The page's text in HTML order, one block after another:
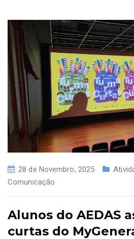
28 de Novembro, 2025
Comunicação
Alunos do AEDAS
curtas do